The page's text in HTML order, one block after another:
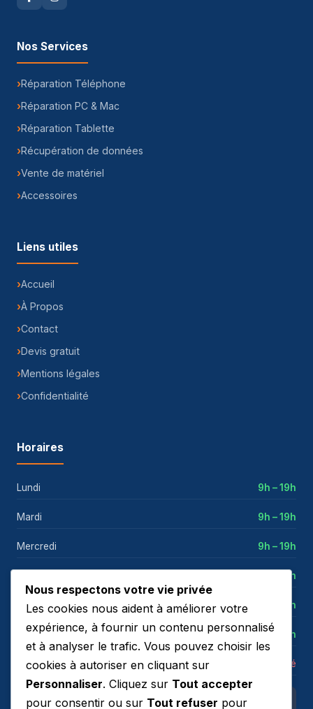
Nos Services
Réparation Téléphone
Réparation PC & Mac
Réparation Tablette
Récupération de données
Vente de matériel
Accessoires
Liens utiles
Accueil
À Propos
Contact
Devis gratuit
Mentions légales
Confidentialité
Horaires
Lundi 9h – 19h
Mardi 9h – 19h
Mercredi 9h – 19h
9h – 19h
Vendredi 9h – 19h
Samedi 9h – 18h
Dimanche Fermé
Notre adresse
Nous respectons votre vie privée
Les cookies nous aident à améliorer votre
expérience, à fournir un contenu personnalisé
et à analyser le trafic. Vous pouvez choisir les
cookies à autoriser en cliquant sur
Personnaliser. Cliquez sur Tout accepter
pour consentir ou sur Tout refuser pour